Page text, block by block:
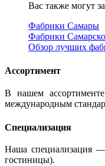
Вас также могут
Фабрики Самары
Фабрики
Обзор лучших
Ассортимент
В нашем
международным
Специализация
Наша специализация —
гостиницы).